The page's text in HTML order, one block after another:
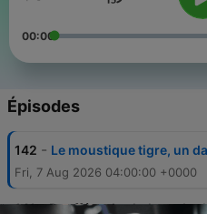
00:00
Épisodes
142 - Le moustique tigre, un
Fri, 7 Aug 2026 04:00:00 +0000
141 - Bouffées de chaleur,